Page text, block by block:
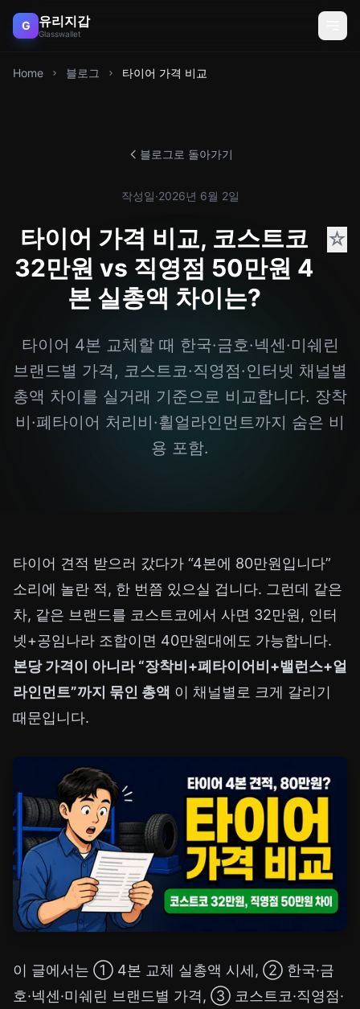
G 유리지갑
Glasswallet
Home 블로그 타이어 가격 비교
블로그로 돌아가기
작성일·2026년 6월 2일
타이어 가격 비교, 코스트코
32만원 vs 직영점 50만원 4
본 실총액 차이는?
☆
타이어 4본 교체할 때 한국·금호·넥센·미쉐린
브랜드별 가격, 코스트코·직영점·인터넷 채널별
총액 차이를 실거래 기준으로 비교합니다. 장착
비·폐타이어 처리비·휠얼라인먼트까지 숨은 비
용 포함.
타이어 견적 받으러 갔다가 “4본에 80만원입니다”
소리에 놀란 적, 한 번쯤 있으실 겁니다. 그런데 같은
차, 같은 브랜드를 코스트코에서 사면 32만원, 인터
넷+공임나라 조합이면 40만원대에도 가능합니다.
본당 가격이 아니라 “장착비+폐타이어비+밸런스+얼
라인먼트”까지 묶인 총액 이 채널별로 크게 갈리기
때문입니다.
이 글에서는 ① 4본 교체 실총액 시세, ② 한국·금
호·넥센·미쉐린 브랜드별 가격, ③ 코스트코·직영점·